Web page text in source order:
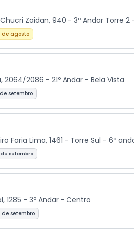
Zaidan, 940 - 3º Andar Torre 2
de agosto
2064/2086 - 21º Andar - Bela Vista
setembro
Faria Lima, 1461 - Torre Sul - 6º
de setembro
1285 - 3º Andar - Centro
de setembro